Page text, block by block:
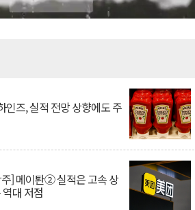
인즈, 실적 전망 상향에도 주
] 메이퇀② 실적은 고속 상
대 저점